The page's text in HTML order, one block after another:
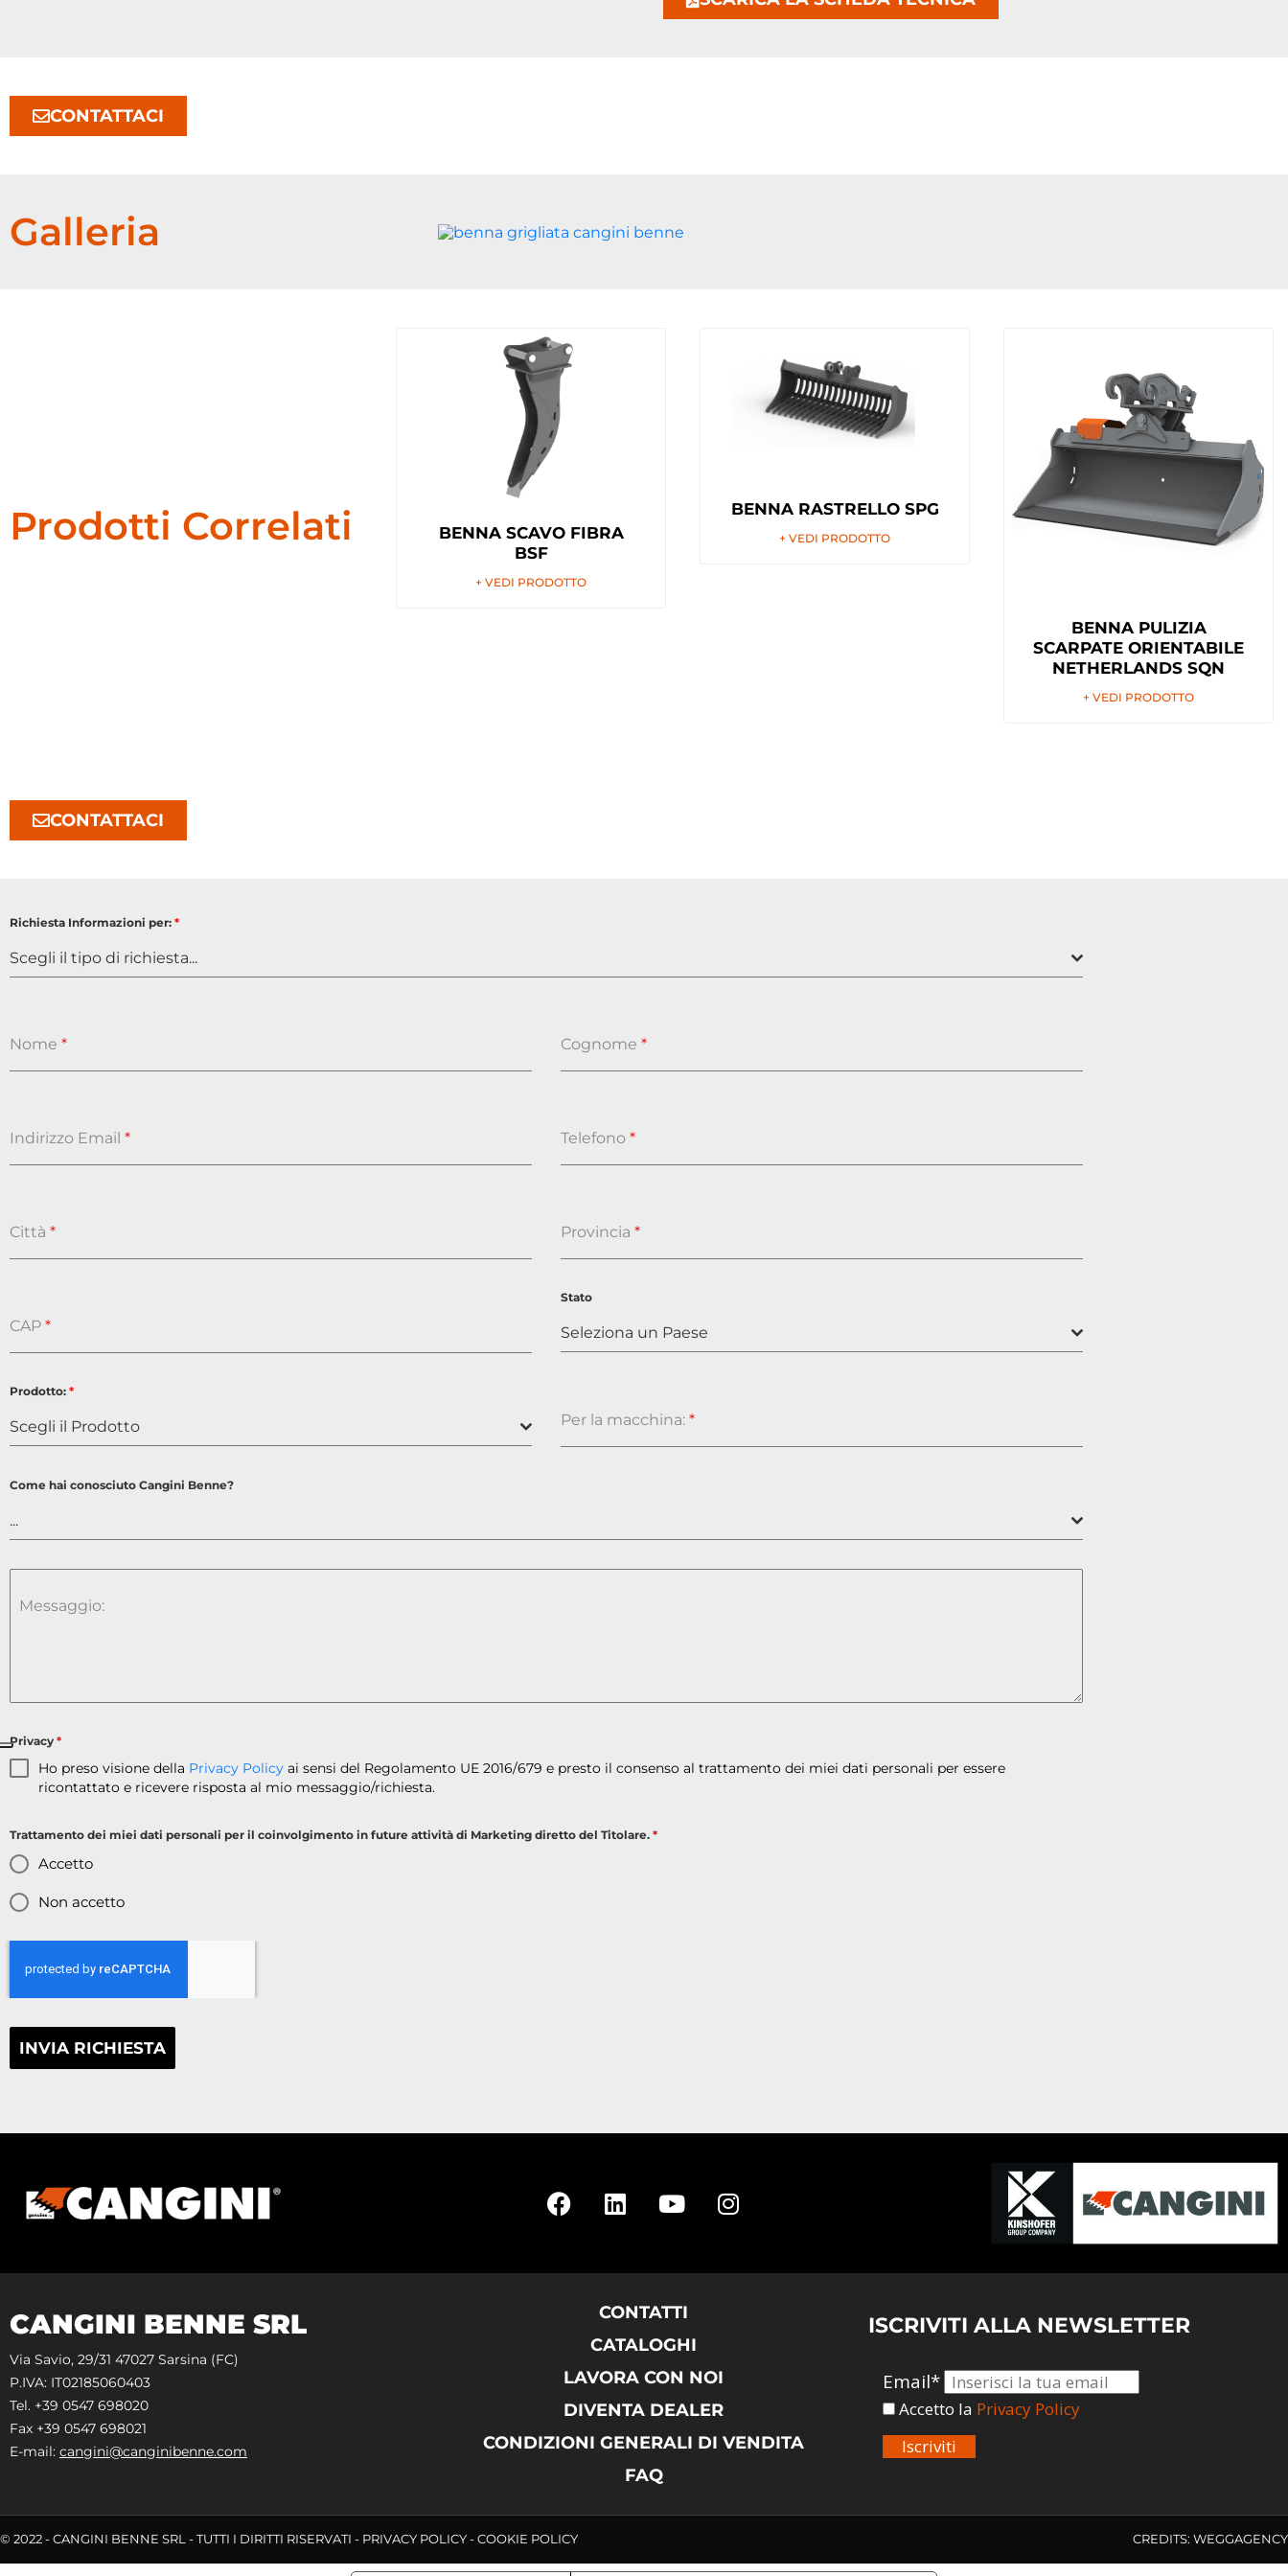
CONTATTACI
Galleria
Prodotti Correlati
BENNA SCAVO FIBRA
BSF
+ VEDI PRODOTTO
BENNA RASTRELLO SPG
+ VEDI PRODOTTO
BENNA PULIZIA
SCARPATE ORIENTABILE
NETHERLANDS SQN
+ VEDI PRODOTTO
CONTATTACI
Richiesta Informazioni per: *
Scegli il tipo di richiesta...
Nome * Cognome *
Indirizzo Email * Telefono *
Città * Provincia *
CAP *
Stato
Seleziona un Paese
Prodotto: *
Scegli il Prodotto Per la macchina: *
Come hai conosciuto Cangini Benne?
...
Messaggio:
Privacy *
Ho preso visione della Privacy Policy ai sensi del Regolamento UE 2016/679 e presto il consenso al trattamento dei miei dati personali per essere
ricontattato e ricevere risposta al mio messaggio/richiesta.
Trattamento dei miei dati personali per il coinvolgimento in future attività di Marketing diretto del Titolare. *
Accetto
Non accetto
INVIA RICHIESTA
CANGINI BENNE SRL
Via Savio, 29/31 47027 Sarsina (FC)
P.IVA: IT02185060403
Tel. +39 0547 698020
Fax +39 0547 698021
E-mail: cangini@canginibenne.com
CONTATTI
CATALOGHI
LAVORA CON NOI
DIVENTA DEALER
CONDIZIONI GENERALI DI VENDITA
FAQ
ISCRIVITI ALLA NEWSLETTER
Email*
Accetto la Privacy Policy
Iscriviti
© 2022 - CANGINI BENNE SRL - TUTTI I DIRITTI RISERVATI - PRIVACY POLICY-COOKIE POLICY CREDITS: WEGGAGENCY